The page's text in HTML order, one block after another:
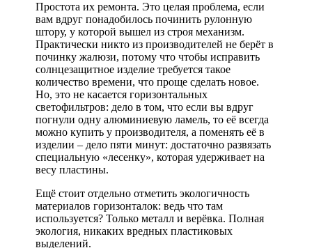
Простота их ремонта. Это целая проблема, если
вам вдруг понадобилось починить рулонную
штору, у которой вышел из строя механизм.
Практически никто из производителей не берёт в
починку жалюзи, потому что чтобы исправить
солнцезащитное изделие требуется такое
количество времени, что проще сделать новое.
Но, это не касается горизонтальных
светофильтров: дело в том, что если вы вдруг
погнули одну алюминиевую ламель, то её всегда
можно купить у производителя, а поменять её в
изделии – дело пяти минут: достаточно развязать
специальную «лесенку», которая удерживает на
весу пластины.
Ещё стоит отдельно отметить экологичность
материалов горизонталок: ведь что там
используется? Только металл и верёвка. Полная
экология, никаких вредных пластиковых
выделений.